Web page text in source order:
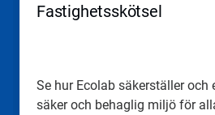
Fastighetsskötsel
Se hur Ecolab säkerställer och
säker och behaglig miljö för